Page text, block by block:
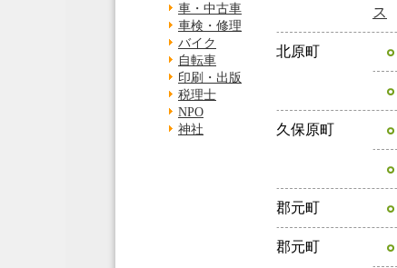
車・中古車
車検・修理
バイク
自転車
印刷・出版
税理士
NPO
神社
ス
北原町
久保原町
郡元町
郡元町